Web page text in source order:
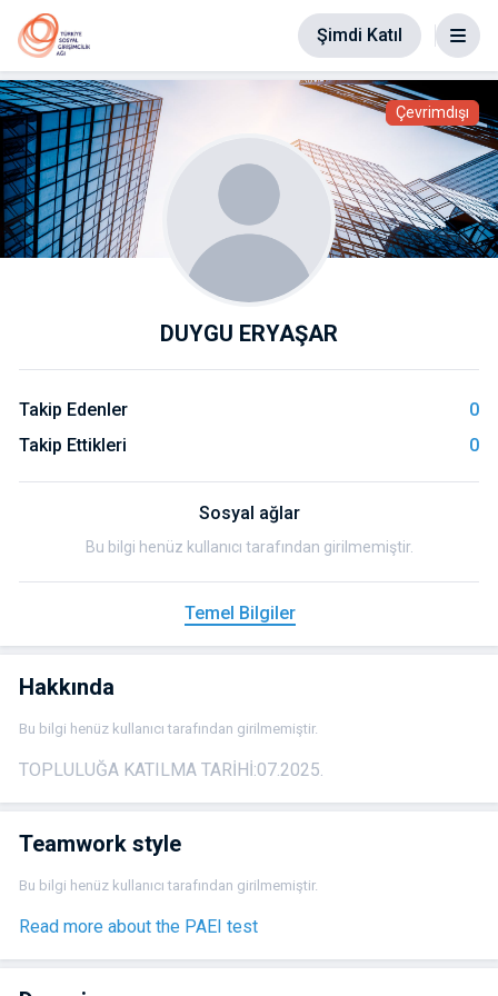
Şimdi Katıl
Çevrimdışı
DUYGU ERYAŞAR
Takip Edenler
0
Takip Ettikleri
0
Sosyal ağlar
Bu bilgi henüz kullanıcı tarafından girilmemiştir.
Temel Bilgiler
Hakkında
Bu bilgi henüz kullanıcı tarafından girilmemiştir.
TOPLULUĞA KATILMA TARIHI:07.2025.
Teamwork style
Bu bilgi henüz kullanıcı tarafından girilmemiştir.
Read more about the PAEI test